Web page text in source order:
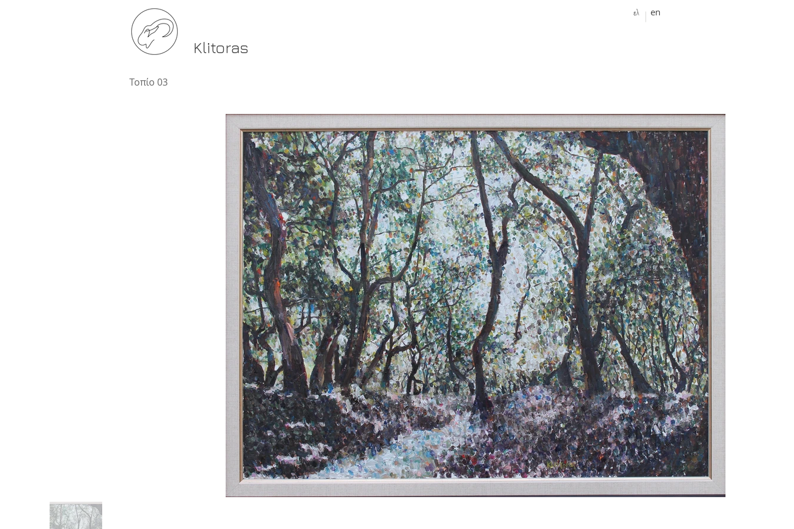
Klitoras
ελ en
Τοπίο 03